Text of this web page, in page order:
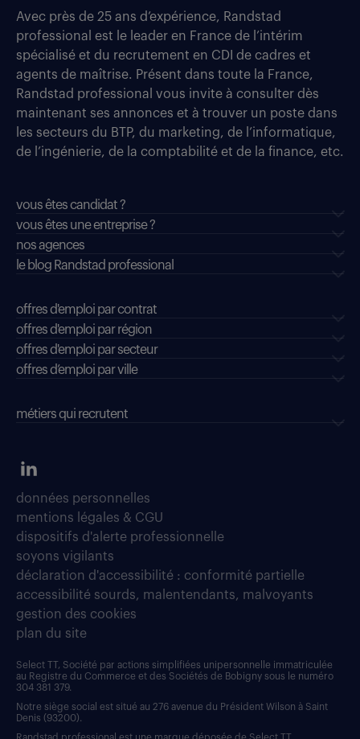
Avec près de 25 ans d’expérience, Randstad
professional est le leader en France de l’intérim
spécialisé et du recrutement en CDI de cadres et
agents de maîtrise. Présent dans toute la France,
Randstad professional vous invite à consulter dès
maintenant ses annonces et à trouver un poste dans
les secteurs du BTP, du marketing, de l’informatique,
de l’ingénierie, de la comptabilité et de la finance, etc.
vous êtes candidat ?
vous êtes une entreprise ?
nos agences
le blog Randstad professional
offres d'emploi par contrat
offres d'emploi par région
offres d'emploi par secteur
offres d’emploi par ville
métiers qui recrutent
données personnelles
mentions légales & CGU
dispositifs d'alerte professionnelle
soyons vigilants
déclaration d'accessibilité : conformité partielle
accessibilité sourds, malentendants, malvoyants
gestion des cookies
plan du site
Select TT, Société par actions simplifiées unipersonnelle immatriculée
au Registre du Commerce et des Sociétés de Bobigny sous le numéro
304 381 379.
Notre siège social est situé au 276 avenue du Président Wilson à Saint
Denis (93200).